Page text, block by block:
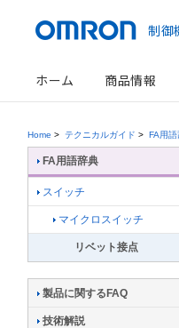
制御
ホーム 商品情報
Home > テクニカルガイド > FA用語
FA用語辞典
スイッチ
マイクロスイッチ
リベット接点
製品に関するFAQ
技術解説